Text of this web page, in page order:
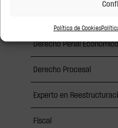
Política de Cookies
Derecho Penal Económico
Derecho Procesal
Experto en
Fiscal